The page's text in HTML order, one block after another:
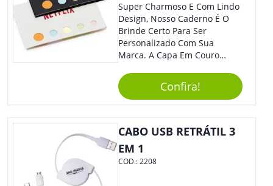
Super Charmoso E Com Lindo
Design, Nosso Caderno É O
Brinde Certo Para Ser
Personalizado Com Sua
Marca. A Capa Em Couro
Elástico Permite Maior
Segurança Ao Carregá-Lo.
Ofereça A Seus Clientes E
Colaboradores, Sem Dúvidas
Eles Irão Adorar.
Confira!
CABO USB RETRÁTIL 3
EM 1
COD.:2208